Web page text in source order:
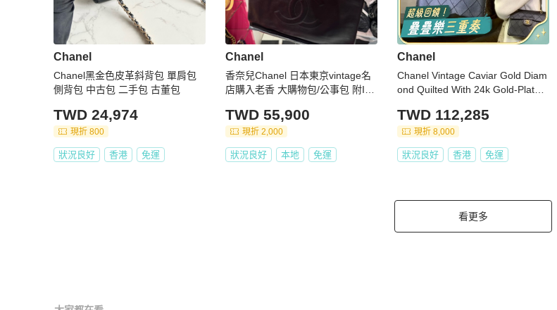
Chanel
Chanel黑金色皮革斜背包 單肩包
側背包 中古包 二手包 古董包
TWD 24,974
現折 800
狀況良好 香港 免運
Chanel
香奈兒Chanel 日本東京vintage名
店購入老香 大購物包/公事包 附ID
TWD 55,900
現折 2,000
狀況良好 本地 免運
Chanel
Chanel Vintage Caviar Gold Diam
ond Quilted With 24k Gold-Plate
ack 香奈兒魚子醬經典單肩包
TWD 112,285
現折 8,000
狀況良好 香港 免運
看更多